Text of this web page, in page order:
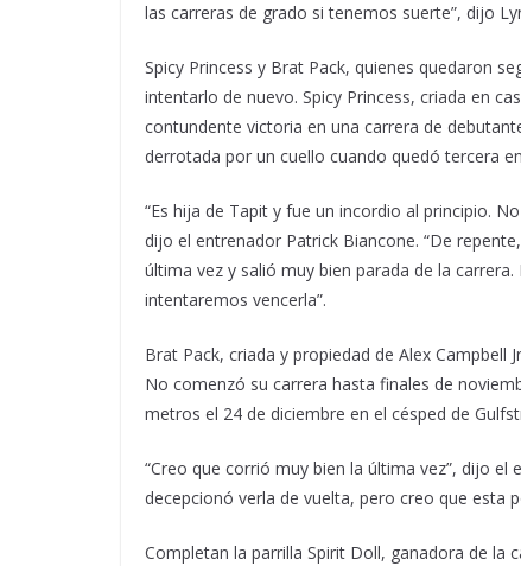
las carreras de grado si tenemos suerte”, dijo
Spicy Princess y Brat Pack, quienes quedaron
intentarlo de nuevo. Spicy Princess, criada en
contundente victoria en una carrera de
derrotada por un cuello cuando quedó tercera
“Es hija de Tapit y fue un incordio al principio.
dijo el entrenador Patrick Biancone. “De
última vez y salió muy bien parada de la
intentaremos vencerla”.
Brat Pack, criada y propiedad de Alex Campbell
No comenzó su carrera hasta finales de
metros el 24 de diciembre en el césped de
“Creo que corrió muy bien la última vez”, dijo
decepcionó verla de vuelta, pero creo que esta
Completan la parrilla Spirit Doll, ganadora de la